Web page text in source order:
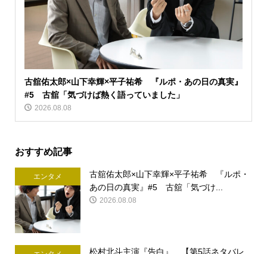
古舘佑太郎×山下幸輝×平子祐希 『ルポ・あの日の真実』
#5 古舘「気づけば熱く語っていました」
2026.08.08
おすすめ記事
エンタメ
古舘佑太郎×山下幸輝×平子祐希 『ルポ・
あの日の真実』#5 古舘「気づけ...
2026.08.08
松村北斗主演『告白』 【第5話ネタバレ